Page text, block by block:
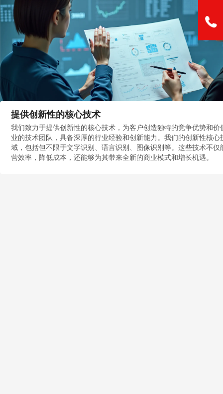
提供创新性的核心技术
我们致力于提供创新性的核心技术，为客户创造独特的竞争优势和价
业的技术团队，具备深厚的行业经验和创新能力。我们的创新性核心
域，包括但不限于文字识别、语言识别、图像识别等。这些技术不仅
营效率，降低成本，还能够为其带来全新的商业模式和增长机遇。